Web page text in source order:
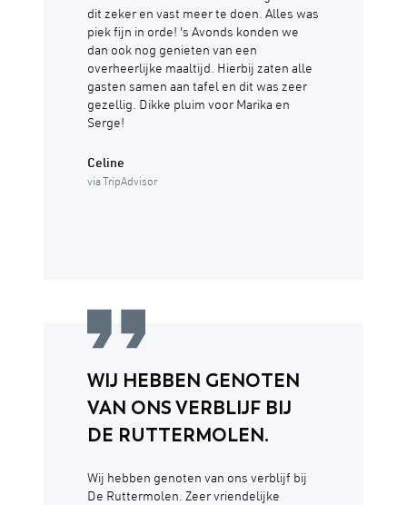
dit zeker en vast meer te doen. Alles was
piek fijn in orde! 's Avonds konden we
dan ook nog genieten van een
overheerlijke maaltijd. Hierbij zaten alle
gasten samen aan tafel en dit was zeer
gezellig. Dikke pluim voor Marika en
Serge!
Celine
via TripAdvisor
WIJ HEBBEN GENOTEN
VAN ONS VERBLIJF BIJ
DE RUTTERMOLEN.
Wij hebben genoten van ons verblijf bij
De Ruttermolen. Zeer vriendelijke